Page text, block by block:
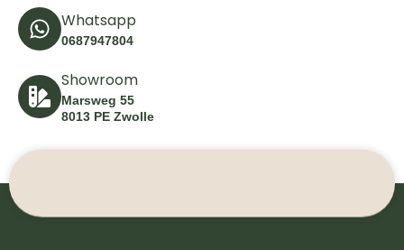
Whatsapp
0687947804
Showroom
Marsweg 55
8013 PE Zwolle